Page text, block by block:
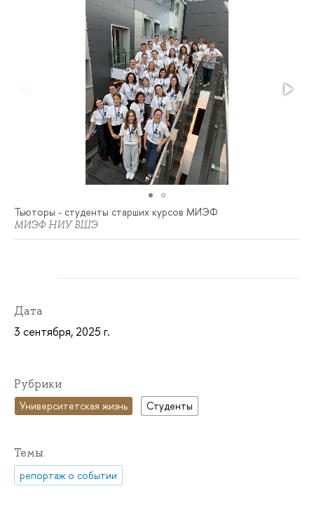
Тьюторы - студенты старших курсов МИЭФ
МИЭФ НИУ ВШЭ
Дата
3 сентября, 2025 г.
Рубрики
Университетская жизнь Студенты
Темы
репортаж о событии